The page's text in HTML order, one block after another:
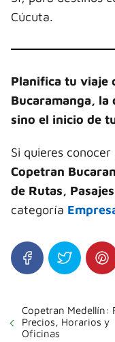
Cúcuta.
Planifica tu viaje
Bucaramanga, la
sino el inicio de
Si quieres
Copetran
de Rutas,
categoría
Copetran Medellín:
Precios, Horarios y
Oficinas